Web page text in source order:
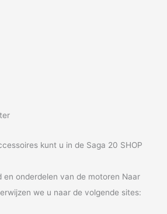
kunt u in de Saga 20 SHOP
en onderdelen van de motoren Naar
we u naar de volgende sites: